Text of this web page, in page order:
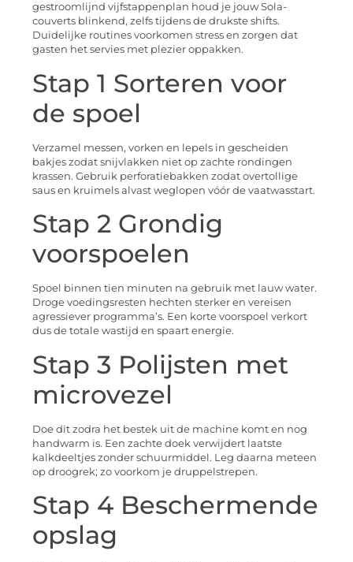
gestroomlijnd vijfstappenplan houd je jouw Sola-
couverts blinkend, zelfs tijdens de drukste shifts.
Duidelijke routines voorkomen stress en zorgen dat
gasten het servies met plezier oppakken.
Stap 1 Sorteren voor
de spoel
Verzamel messen, vorken en lepels in gescheiden
bakjes zodat snijvlakken niet op zachte rondingen
krassen. Gebruik perforatiebakken zodat overtollige
saus en kruimels alvast weglopen vóór de vaatwasstart.
Stap 2 Grondig
voorspoelen
Spoel binnen tien minuten na gebruik met lauw water.
Dro­ge voedingsresten hechten sterker en vereisen
agressiever programma’s. Een korte voorspoel verkort
dus de totale wastijd en spaart energie.
Stap 3 Polijsten met
microvezel
Doe dit zodra het bestek uit de machine komt en nog
handwarm is. Een zachte doek verwijdert laatste
kalkdeeltjes zonder schuurmiddel. Leg daarna meteen
op droogrek; zo voorkom je druppel­strepen.
Stap 4 Beschermende
opslag